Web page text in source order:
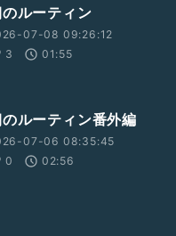
ルーティン
07-08 09:26:12
3
01:55
ルーティン番外編
07-06 08:35:45
0
02:56